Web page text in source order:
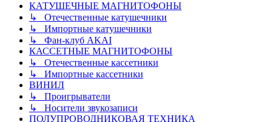
КАТУШЕЧНЫЕ МАГНИТОФОНЫ
↳ Отечественные катушечники
↳ Импортные катушечники
↳ Фан-клуб AKAI
КАССЕТНЫЕ МАГНИТОФОНЫ
↳ Отечественные кассетники
↳ Импортные кассетники
ВИНИЛ
↳ Проигрыватели
↳ Носители звукозаписи
ПОЛУПРОВОДНИКОВАЯ ТЕХНИКА